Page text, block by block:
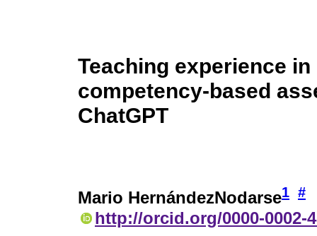
Teaching experience in
competency-based
ChatGPT
Mario HernándezNodarse1 #
http://orcid.org/0000-0002-